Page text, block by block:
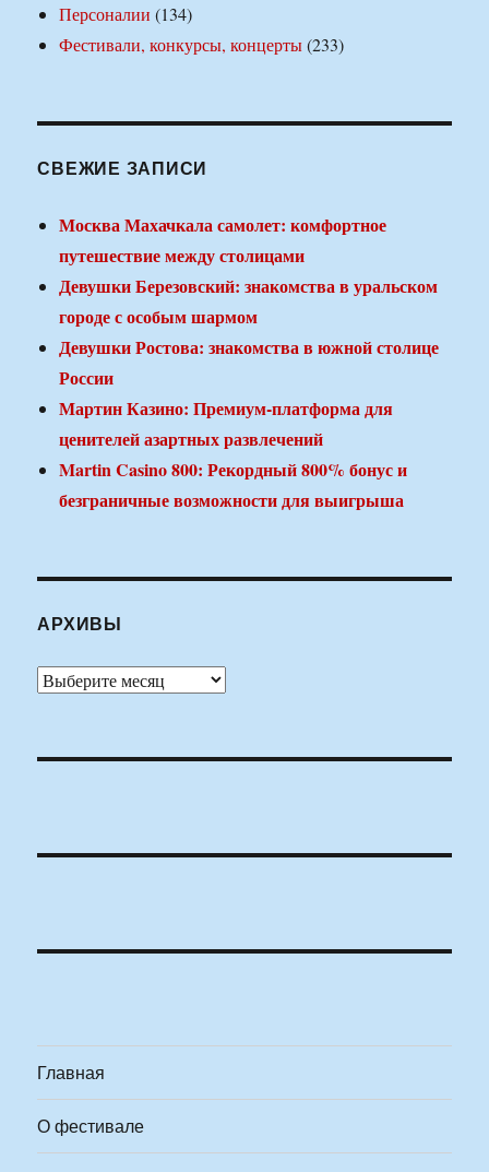
Персоналии (134)
Фестивали, конкурсы, концерты(233)
СВЕЖИЕ ЗАПИСИ
Москва Махачкала самолет: комфортное
путешествие между столицами
Девушки Березовский: знакомства в уральском
городе с особым шармом
Девушки Ростова: знакомства в южной столице
России
Мартин Казино: Премиум-платформа для
ценителей азартных развлечений
Martin Casino 800: Рекордный 800% бонус и
безграничные возможности для выигрыша
АРХИВЫ
Архивы
Главная
О фестивале